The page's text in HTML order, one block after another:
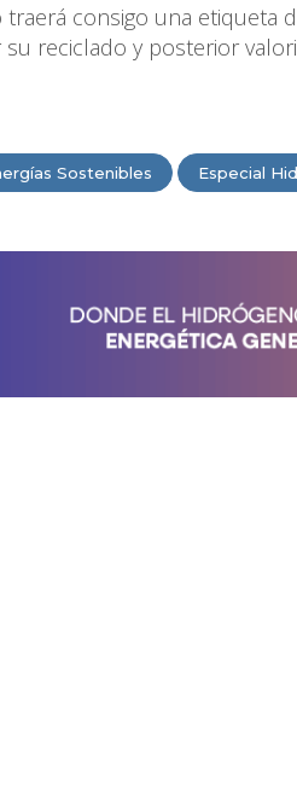
consigo una etiqueta
reciclado y posterior
Sostenibles Especial